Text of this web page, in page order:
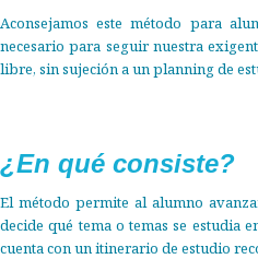
Aconsejamos este método para
necesario para seguir nuestra
libre, sin sujeción a un planning de
¿En qué consiste?
El método permite al alumno
decide qué tema o temas se estudia
cuenta con un itinerario de estudio